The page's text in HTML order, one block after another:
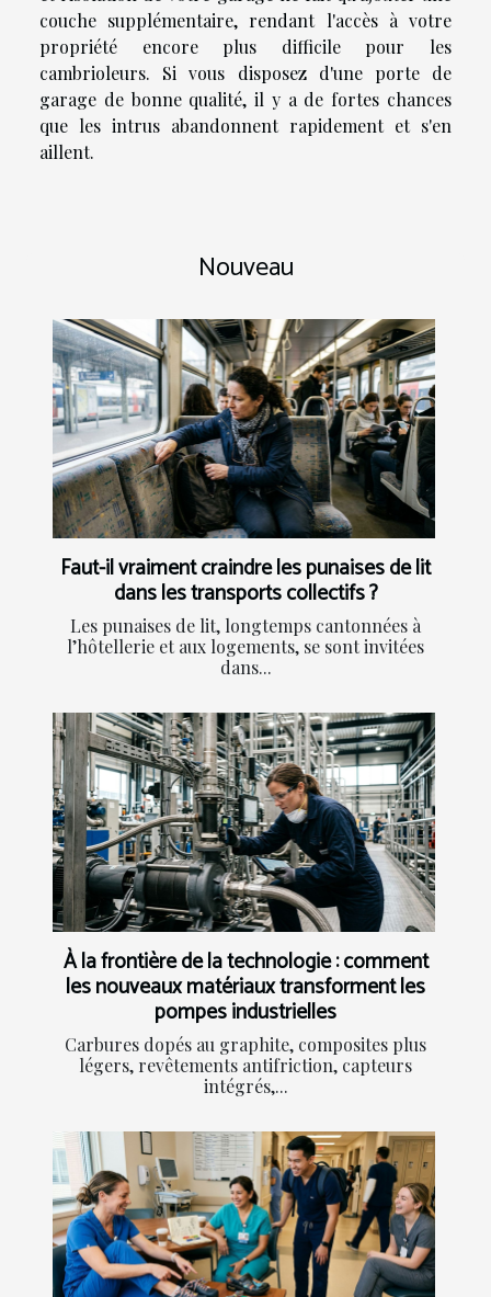
couche supplémentaire, rendant l'accès à votre
propriété encore plus difficile pour les
cambrioleurs. Si vous disposez d'une porte de
garage de bonne qualité, il y a de fortes chances
que les intrus abandonnent rapidement et s'en
aillent.
Nouveau
Faut-il vraiment craindre les punaises de lit
dans les transports collectifs ?
Les punaises de lit, longtemps cantonnées à
l’hôtellerie et aux logements, se sont invitées
dans...
À la frontière de la technologie : comment
les nouveaux matériaux transforment les
pompes industrielles
Carbures dopés au graphite, composites plus
légers, revêtements antifriction, capteurs
intégrés,...